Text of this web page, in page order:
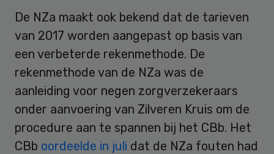
De NZa maakt ook bekend dat de tarieven
van 2017 worden aangepast op basis van
een verbeterde rekenmethode. De
rekenmethode van de NZa was de
aanleiding voor negen zorgverzekeraars
onder aanvoering van Zilveren Kruis om de
procedure aan te spannen bij het CBb. Het
CBb oordeelde in juli dat de NZa fouten had